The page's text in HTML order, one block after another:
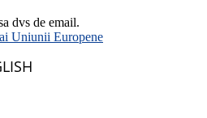
dvs de email.
Uniunii Europene